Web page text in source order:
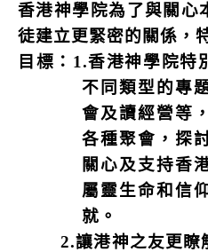
香港神學院為了與關心
徒建立更緊密的關係，
目標： 1.香港神學院特
不同類型的專
會及讀經營等
各種聚會，探
關心及支持香
屬靈生命和信
就。
2.讓港神之友更瞭